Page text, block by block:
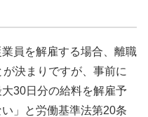
員を解雇する場合、離職
決まりですが、事前に
30日分の給料を解雇予
」と労働基準法第20条